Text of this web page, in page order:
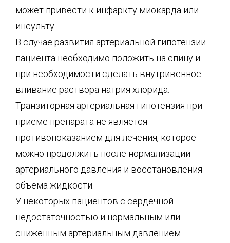
может привести к инфаркту миокарда или
инсульту.
В случае развития артериальной гипотензии
пациента необходимо положить на спину и
при необходимости сделать внутривенное
вливание раствора натрия хлорида.
Транзиторная артериальная гипотензия при
приеме препарата не является
противопоказанием для лечения, которое
можно продолжить после нормализации
артериального давления и восстановления
объема жидкости.
У некоторых пациентов с сердечной
недостаточностью и нормальным или
сниженным артериальным давлением